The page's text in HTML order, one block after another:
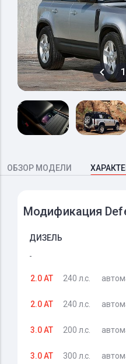
ОБЗОР МОДЕЛИ
Модификация
ДИЗЕЛЬ
-
2.0 AT 240 л.с.
2.0 AT 240 л.с.
3.0 AT 200 л.с.
3.0 AT 300 л.с.